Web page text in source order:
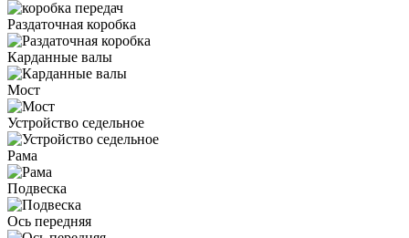
Раздаточная коробка
Карданные валы
Мост
Устройство седельное
Рама
Подвеска
Ось передняя